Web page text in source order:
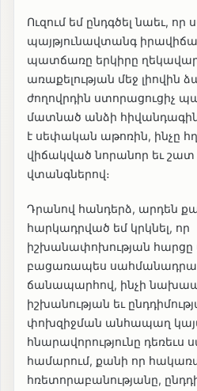
Ուզում եմ ընդգծել նաեւ, որ
պայթյունավտանգ
պատճառը երկիրը
առաքելության մեջ լիովին
ժողովրդին ստորացուցիչ
մատնած անձի հիվանդագին
է սեփական աթոռին, ինչը
վիճակված նորանոր եւ շատ
վտանգներով։
Դրանով հանդերձ, արդեն
հարկադրված եմ կրկնել, որ
իշխանափոխության հարցը
բացառապես
ճանապարհով, ինչի
իշխանության եւ
փոխզիջման անհապաղ
հնարավորությունը դեռեւս
համարում, քանի որ
հռետորաբանությանը,